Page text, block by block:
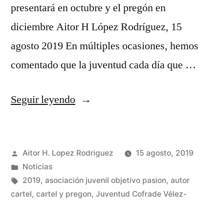
presentará en octubre y el pregón en
diciembre Aitor H López Rodríguez, 15
agosto 2019 En múltiples ocasiones, hemos
comentado que la juventud cada día que …
Seguir leyendo«Objetivo
al
cartelista
y
Publicado
por
Aitor H. Lopez Rodriguez
15 agosto, 2019
Publicado
en
Noticias
Etiquetas:
2019, asociación juvenil objetivo pasion, autor
cartel, cartel y pregon, Juventud Cofrade Vélez-